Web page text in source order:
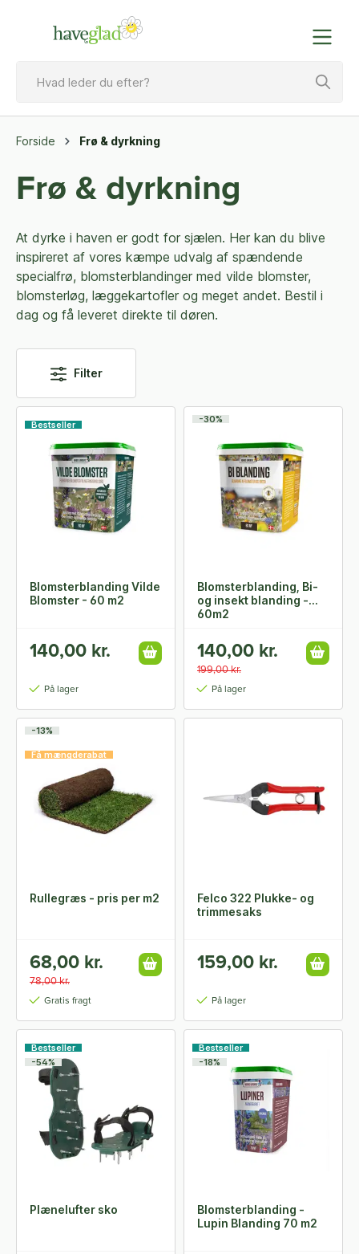
Forside Frø & dyrkning
Frø & dyrkning
At dyrke i haven er godt for sjælen. Her kan du blive
inspireret af vores kæmpe udvalg af spændende
specialfrø, blomsterblandinger med vilde blomster,
blomsterløg, læggekartofler og meget andet. Bestil i
dag og få leveret direkte til døren.
Filter
Bestseller
Blomsterblanding Vilde
Blomster - 60 m2
140,00 kr.
På lager
-30%
Blomsterblanding, Bi-
og insekt blanding -
60m2
140,00 kr.
199,00 kr.
På lager
-13%
Få mængderabat
Rullegræs - pris per m2
68,00 kr.
78,00 kr.
Gratis fragt
Felco 322 Plukke- og
trimmesaks
159,00 kr.
På lager
Bestseller
-54%
Plænelufter sko
Bestseller
-18%
Blomsterblanding -
Lupin Blanding 70 m2